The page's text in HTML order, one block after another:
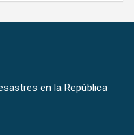
en la República